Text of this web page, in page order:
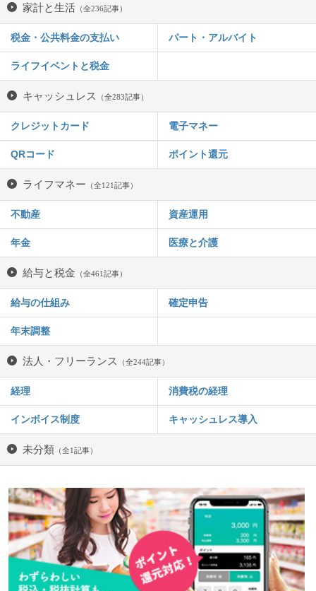
家計と生活 （全236記事）
税金・公共料金の支払い パート・アルバイト
ライフイベントと税金
キャッシュレス （全283記事）
クレジットカード 電子マネー
QRコード ポイント還元
ライフマネー （全121記事）
不動産 資産運用
年金 医療と介護
給与と税金 （全461記事）
給与の仕組み 確定申告
年末調整
法人・フリーランス （全244記事）
経理 消費税の経理
インボイス制度 キャッシュレス導入
未分類 （全1記事）